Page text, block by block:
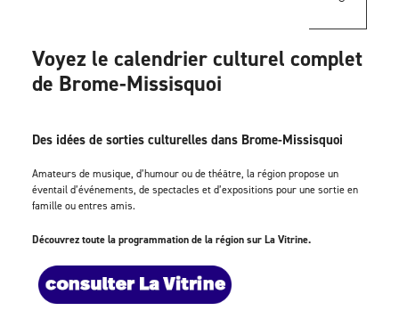
Voyez le calendrier culturel complet
de Brome-Missisquoi
Des idées de sorties culturelles dans Brome-Missisquoi
Amateurs de musique, d’humour ou de théâtre, la région propose un
éventail d’événements, de spectacles et d’expositions pour une sortie en
famille ou entres amis.
Découvrez toute la programmation de la région sur La Vitrine.